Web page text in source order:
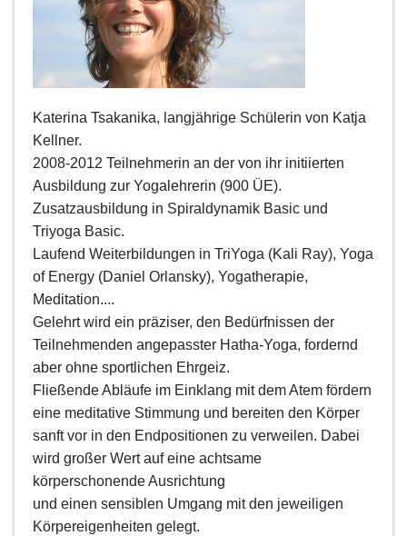
Katerina Tsakanika, langjährige Schülerin von Katja
Kellner.
2008-2012 Teilnehmerin an der von ihr initiierten
Ausbildung zur Yogalehrerin (900 ÜE).
Zusatzausbildung in Spiraldynamik Basic und
Triyoga Basic.
Laufend Weiterbildungen in TriYoga (Kali Ray), Yoga
of Energy (Daniel Orlansky), Yogatherapie,
Meditation....
Gelehrt wird ein präziser, den Bedürfnissen der
Teilnehmenden angepasster Hatha-Yoga, fordernd
aber ohne sportlichen Ehrgeiz.
Fließende Abläufe im Einklang mit dem Atem fördern
eine meditative Stimmung und bereiten den Körper
sanftvor in den Endpositionen zu verweilen. Dabei
wird großer Wert auf eine achtsame
körperschonende Ausrichtung
und einen sensiblen Umgang mit den jeweiligen
Körpereigenheiten gelegt.